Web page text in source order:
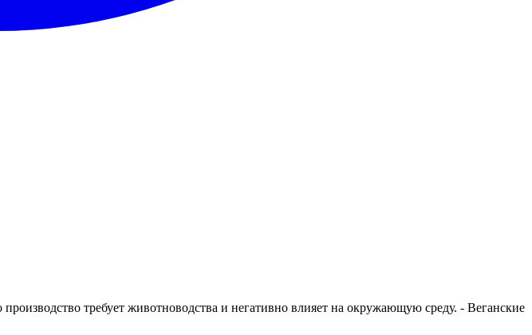
требует животноводства и негативно влияет на окружающую среду. - Веганские